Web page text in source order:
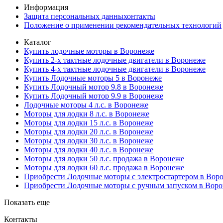
Информация
Защита персональных данныхонтакты
Положение о применении рекомендательных технологий
Каталог
Купить лодочные моторы в Воронеже
Купить 2-х тактные лодочные двигатели в Воронеже
Купить 4-х тактные лодочные двигатели в Воронеже
Купить Лодочные моторы 5 в Воронеже
Купить Лодочный мотор 9.8 в Воронеже
Купить Лодочный мотор 9.9 в Воронеже
Лодочные моторы 4 л.с. в Воронеже
Моторы для лодки 8 л.с. в Воронеже
Моторы для лодки 15 л.с. в Воронеже
Моторы для лодки 20 л.с. в Воронеже
Моторы для лодки 30 л.с. в Воронеже
Моторы для лодки 40 л.с. в Воронеже
Моторы для лодки 50 л.с. продажа в Воронеже
Моторы для лодки 60 л.с. продажа в Воронеже
Приобрести Лодочные моторы с электростартером в
Приобрести Лодочные моторы с ручным запуском в
Показать еще
Контакты